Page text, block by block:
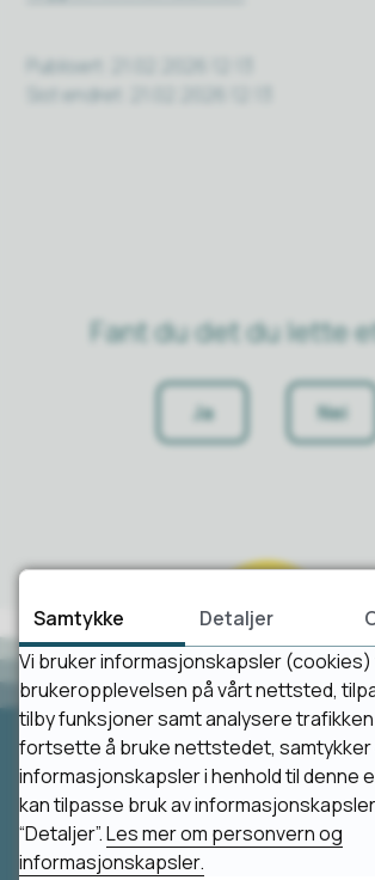
Publisert
Sist endret
Fant du det du lette
Ja Nei
Besøk oss
Loppa kommune
Parkveien 1/3
Samtykke Detaljer
Vi bruker informasjonskapsler
brukeropplevelsen på vårt nettsted,
tilby funksjoner samt analysere trafikken
fortsette å bruke nettstedet, samtykker
informasjonskapsler i henhold til denne
kan tilpasse bruk av
“Detaljer”.Les mer om personvern og
informasjonskapsler.